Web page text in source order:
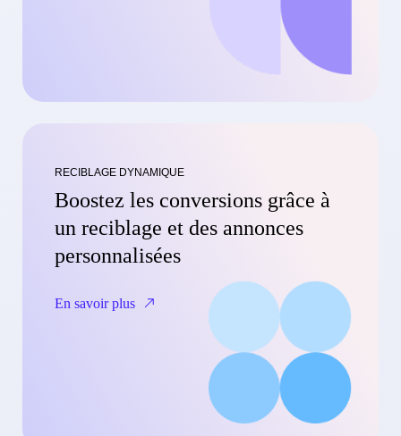
RECIBLAGE DYNAMIQUE
Boostez les conversions grâce à
un reciblage et des annonces
personnalisées
En savoir plus